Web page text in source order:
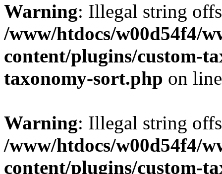
Warning: Illegal string
/www/htdocs/w00d54f4/
content/plugins/custom-
taxonomy-sort.php on
Warning: Illegal string
/www/htdocs/w00d54f4/
content/plugins/custom-